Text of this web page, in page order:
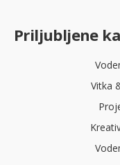
Priljubljene
Vitka